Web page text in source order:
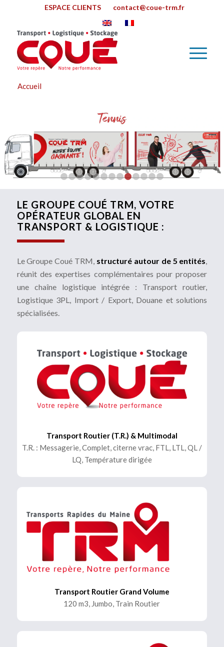
ESPACE CLIENTS contact@coue-trm.fr
Accueil
1 2 3 4 5 6 7
LE GROUPE COUÉ TRM, VOTRE
OPÉRATEUR GLOBAL EN
TRANSPORT & LOGISTIQUE :
Le Groupe Coué TRM, structuré autour de 5 entités,
réunit des expertises complémentaires pour proposer
une chaîne logistique intégrée : Transport routier,
Logistique 3PL, Import / Export, Douane et solutions
spécialisées.
Transport Routier (T.R.) & Multimodal
T.R. : Messagerie, Complet, citerne vrac, FTL, LTL, QL /
LQ, Température dirigée
Transport Routier Grand Volume
120 m3, Jumbo, Train Routier